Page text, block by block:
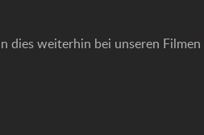
dies weiterhin bei unseren Filmen